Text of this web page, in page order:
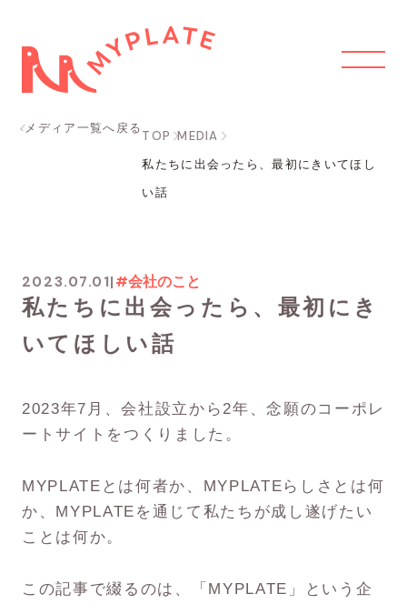
メディア一覧へ戻る
TOP MEDIA
私たちに出会ったら、最初にきいてほし
い話
2023.07.01| #会社のこと
私たちに出会ったら、最初にき
いてほしい話
2023年7月、会社設立から2年、念願のコーポレ
ートサイトをつくりました。
MYPLATEとは何者か、MYPLATEらしさとは何
か、MYPLATEを通じて私たちが成し遂げたい
ことは何か。
この記事で綴るのは、「MYPLATE」という企